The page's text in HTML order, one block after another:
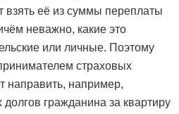
её из суммы переплаты
неважно, какие это
или личные. Поэтому
страховых
направить, например,
гражданина за квартиру